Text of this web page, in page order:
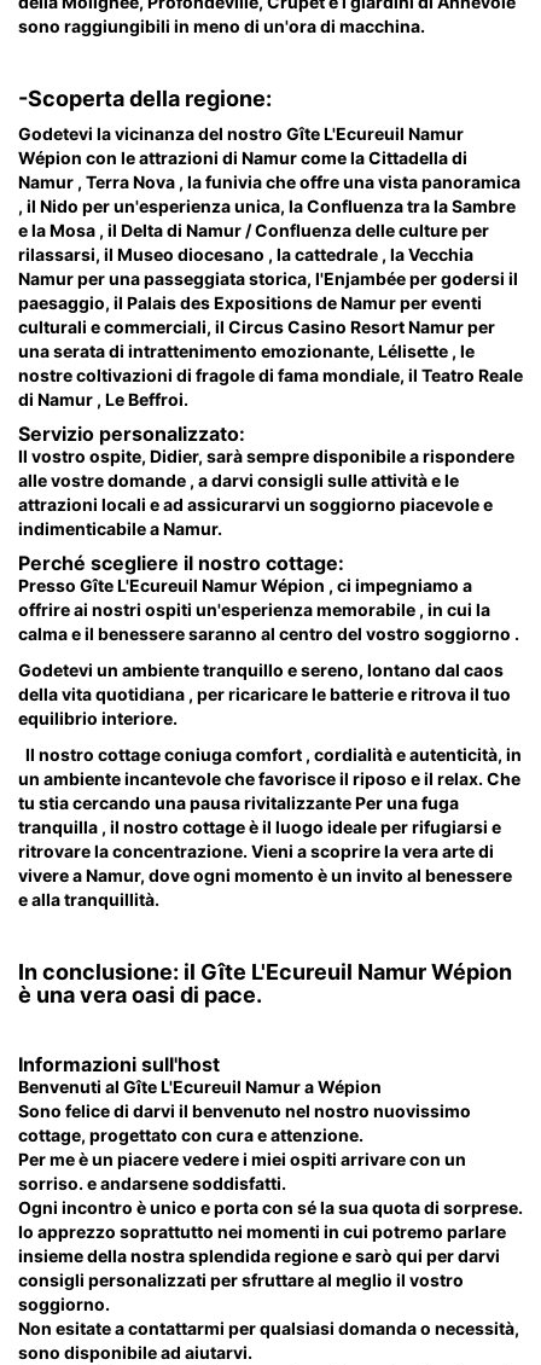
sono raggiungibili in meno di un'ora di macchina.
-Scoperta della regione:
Godetevi la vicinanza del nostro Gîte L'Ecureuil Namur
Wépion con le attrazioni di Namur come la Cittadella di
Namur , Terra Nova , la funivia che offre una vista panoramica
, il Nido per un'esperienza unica, la Confluenza tra la Sambre
e la Mosa , il Delta di Namur / Confluenza delle culture per
rilassarsi, il Museo diocesano , la cattedrale , la Vecchia
Namur per una passeggiata storica, l'Enjambée per godersi il
paesaggio, il Palais des Expositions de Namur per eventi
culturali e commerciali, il Circus Casino Resort Namur per
una serata di intrattenimento emozionante, Lélisette , le
nostre coltivazioni di fragole di fama mondiale, il Teatro Reale
di Namur , Le Beffroi.
Servizio personalizzato:
Il vostro ospite, Didier, sarà sempre disponibile a rispondere
alle vostre domande , a darvi consigli sulle attività e le
attrazioni locali e ad assicurarvi un soggiorno piacevole e
indimenticabile a Namur.
Perché scegliere il nostro cottage:
Presso Gîte L'Ecureuil Namur Wépion , ci impegniamo a
offrire ai nostri ospiti un'esperienza memorabile , in cui la
calma e il benessere saranno al centro del vostro soggiorno .
Godetevi un ambiente tranquillo e sereno, lontano dal caos
della vita quotidiana , per ricaricare le batterie e ritrova il tuo
equilibrio interiore.
Il nostro cottage coniuga comfort , cordialità e autenticità, in
un ambiente incantevole che favorisce il riposo e il relax. Che
tu stia cercando una pausa rivitalizzante Per una fuga
tranquilla , il nostro cottage è il luogo ideale per rifugiarsi e
ritrovare la concentrazione. Vieni a scoprire la vera arte di
vivere a Namur, dove ogni momento è un invito al benessere
e alla tranquillità.
In conclusione: il Gîte L'Ecureuil Namur Wépion
è una vera oasi di pace.
Informazioni sull'host
Benvenuti al Gîte L'Ecureuil Namur a Wépion
Sono felice di darvi il benvenuto nel nostro nuovissimo
cottage, progettato con cura e attenzione.
Per me è un piacere vedere i miei ospiti arrivare con un
sorriso. e andarsene soddisfatti.
Ogni incontro è unico e porta con sé la sua quota di sorprese.
Io apprezzo soprattutto nei momenti in cui potremo parlare
insieme della nostra splendida regione e sarò qui per darvi
consigli personalizzati per sfruttare al meglio il vostro
soggiorno.
Non esitate a contattarmi per qualsiasi domanda o necessità,
sono disponibile ad aiutarvi.